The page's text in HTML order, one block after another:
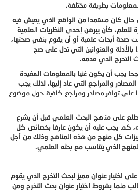
بطريقة مختلفة.
حال كان مستمدا من الواقع الذي يعيش فيه
للعلم، كأن يبرهن إحدى النظريات العلمية
صحة أبحاث علمية أو أن يقوم بنفي صحتها،
والعنوانين التي تدل على صح
التخرج الذي قدمه.
يجب أن يكون غنيا بالمعلومات المفيدة
والمراجع التي عاد إليها، لذلك يجب
على توافر مصادر ومراجع كافية حول موضوع
على مناهج البحث العلمي قبل أن يشرع
كما يجب عليه أن يكون عارفا بخصائص كل
كل منهج من هذه المناهج وذلك من أجل
الذي يتناسب مع بحثه العلمي.
اختيار عنوان مميز لبحث التخرج الذي يقوم
ملما بشروط اختيار عنوان بحث التخرج ومن